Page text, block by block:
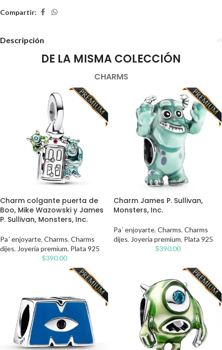
Compartir:
Descripción
DE LA MISMA COLECCIÓN
CHARMS
Charm colgante puerta de
Boo, Mike Wazowski y James
P. Sullivan, Monsters, Inc.
Pa´ enjoyarte, Charms, Charms
dijes, Joyería premium, Plata 925
$390.00
Charm James P. Sullivan,
Monsters, Inc.
Pa´ enjoyarte, Charms, Charms
dijes, Joyería premium, Plata 925
$390.00